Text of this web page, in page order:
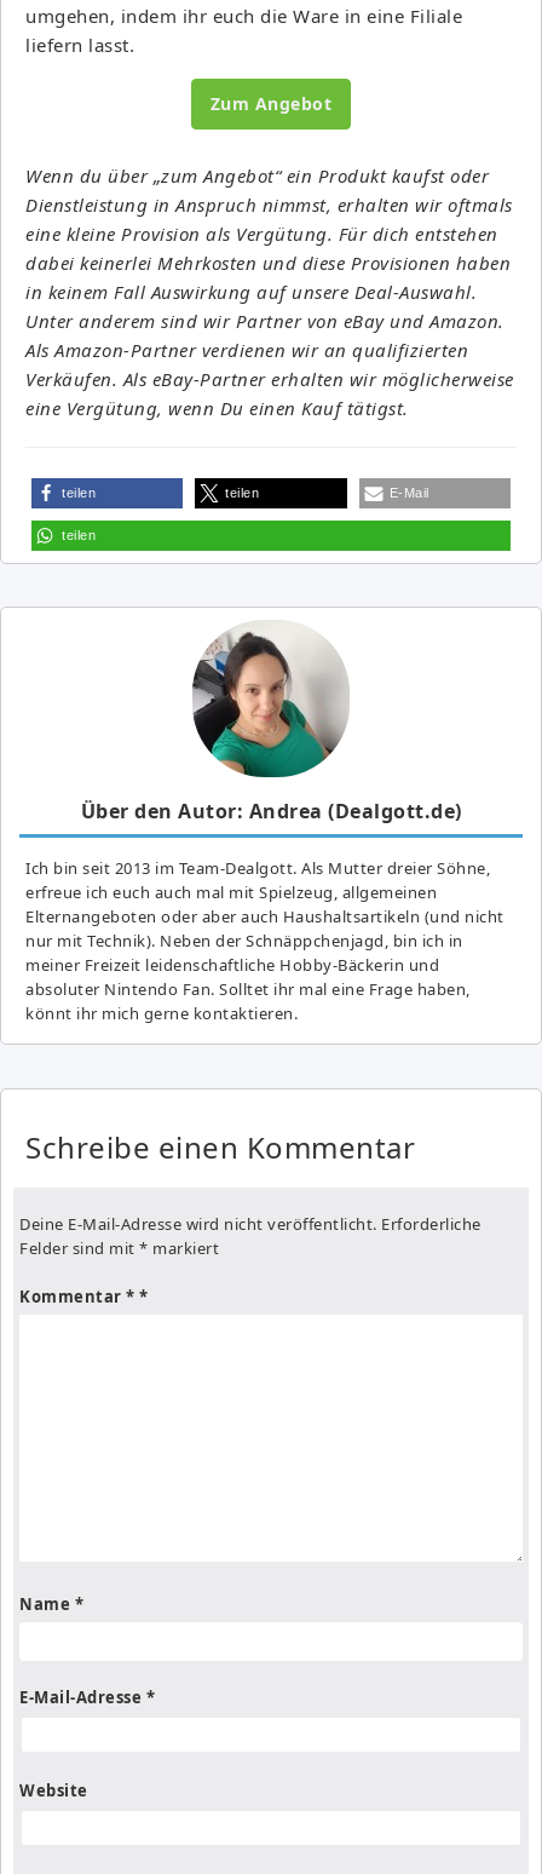
umgehen, indem ihr euch die Ware in eine Filiale
liefern lasst.
Zum Angebot
Wenn du über „zum Angebot“ ein Produkt kaufst oder
Dienstleistung in Anspruch nimmst, erhalten wir oftmals
eine kleine Provision als Vergütung. Für dich entstehen
dabei keinerlei Mehrkosten und diese Provisionen haben
in keinem Fall Auswirkung auf unsere Deal-Auswahl.
Unter anderem sind wir Partner von eBay und Amazon.
Als Amazon-Partner verdienen wir an qualifizierten
Verkäufen. Als eBay-Partner erhalten wir möglicherweise
eine Vergütung, wenn Du einen Kauf tätigst.
teilen teilen E-Mail
teilen
Über den Autor: Andrea (Dealgott.de)
Ich bin seit 2013 im Team-Dealgott. Als Mutter dreier Söhne,
erfreue ich euch auch mal mit Spielzeug, allgemeinen
Elternangeboten oder aber auch Haushaltsartikeln (und nicht
nur mit Technik). Neben der Schnäppchenjagd, bin ich in
meiner Freizeit leidenschaftliche Hobby-Bäckerin und
absoluter Nintendo Fan. Solltet ihr mal eine Frage haben,
könnt ihr mich gerne kontaktieren.
Schreibe einen Kommentar
Deine E-Mail-Adresse wird nicht veröffentlicht. Erforderliche
Felder sind mit * markiert
Kommentar *
Name *
E-Mail-Adresse *
Website